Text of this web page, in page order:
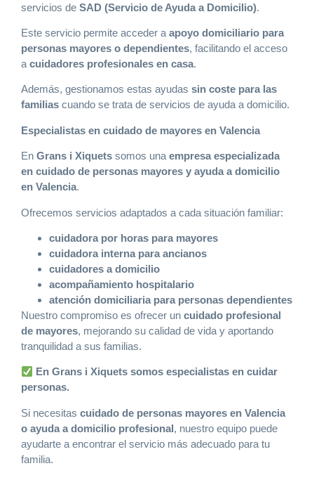
servicios de SAD (Servicio de Ayuda a Domicilio).
Este servicio permite acceder a apoyo domiciliario para
personas mayores o dependientes, facilitando el acceso
a cuidadores profesionales en casa.
Además, gestionamos estas ayudas sin coste para las
familias cuando se trata de servicios de ayuda a domicilio.
Especialistas en cuidado de mayores en Valencia
En Grans i Xiquets somos una empresa especializada
en cuidado de personas mayores y ayuda a domicilio
en Valencia.
Ofrecemos servicios adaptados a cada situación familiar:
cuidadora por horas para mayores
cuidadora interna para ancianos
cuidadores a domicilio
acompañamiento hospitalario
atención domiciliaria para personas dependientes
Nuestro compromiso es ofrecer un cuidado profesional
de mayores, mejorando su calidad de vida y aportando
tranquilidad a sus familias.
En Grans i Xiquets somos especialistas en cuidar
personas.
Si necesitas cuidado de personas mayores en Valencia
o ayuda a domicilio profesional, nuestro equipo puede
ayudarte a encontrar el servicio más adecuado para tu
familia.